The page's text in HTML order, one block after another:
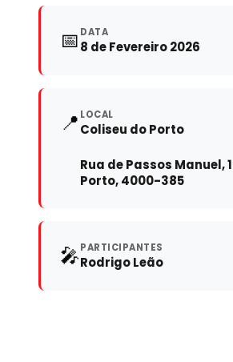
📅 DATA
8 de Fevereiro 2026
📍 LOCAL
Coliseu do Porto
Rua de Passos Manuel,
Porto, 4000-385
🎤PARTICIPANTES
Rodrigo Leão